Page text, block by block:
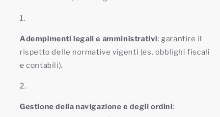
Adempimenti legali e amministrativi: garantire il
rispetto delle normative vigenti (es. obblighi fiscali
e contabili).
Gestione della navigazione e degli ordini: